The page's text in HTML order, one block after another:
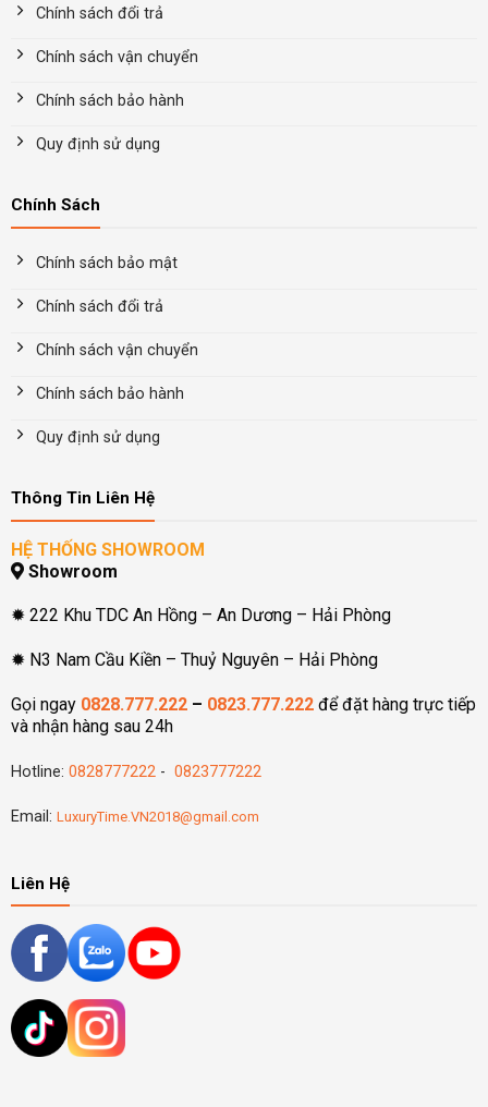
Chính sách đổi trả
Chính sách vận chuyển
Chính sách bảo hành
Quy định sử dụng
Chính Sách
Chính sách bảo mật
Chính sách đổi trả
Chính sách vận chuyển
Chính sách bảo hành
Quy định sử dụng
Thông Tin Liên Hệ
HỆ THỐNG SHOWROOM
Showroom
✹ 222 Khu TDC An Hồng – An Dương – Hải Phòng
✹ N3 Nam Cầu Kiền – Thuỷ Nguyên – Hải Phòng
Gọi ngay 0828.777.222– 0823.777.222để đặt hàng trực tiếp
và nhận hàng sau 24h
Hotline: 0828777222- 0823777222
Email: LuxuryTime.VN2018@gmail.com
Liên Hệ